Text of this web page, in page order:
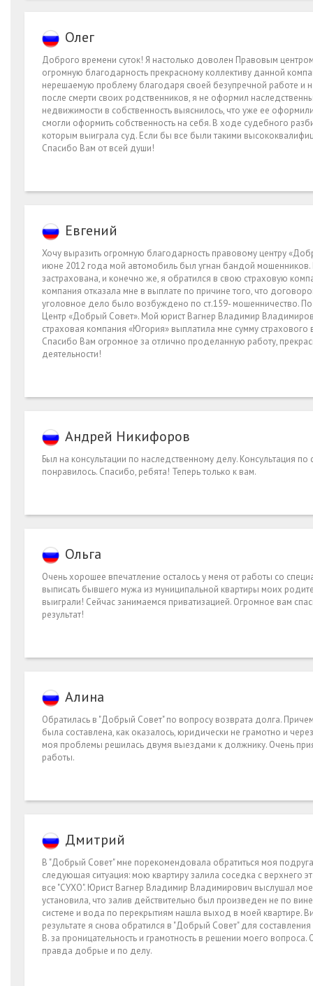
Олег
Доброго времени суток! Я настолько доволен Правовым
огромную благодарность прекрасному коллективу данной
нерешаемую проблему благодаря своей безупречной работе и
после смерти своих родственников, я не оформил
недвижимости в собственность выяснилось, что уже ее
смогли оформить собственность на себя. В ходе судебного
которым выиграла суд. Если бы все были такими
Спасибо Вам от всей души!
Евгений
Хочу выразить огромную благодарность правовому центру
июне 2012 года мой автомобиль был угнан бандой
застрахована, и конечно же, я обратился в свою страховую
компания отказала мне в выплате по причине того, что
уголовное дело было возбуждено по ст.159- мошенничество.
Центр «Добрый Совет». Мой юрист Вагнер Владимир
страховая компания «Югория» выплатила мне сумму
Спасибо Вам огромное за отлично проделанную работу,
деятельности!
Андрей Никифоров
Был на консультации по наследственному делу. Консультация
понравилось. Спасибо, ребята! Теперь только к вам.
Ольга
Очень хорошее впечатление осталось у меня от работы со
выписать бывшего мужа из муниципальной квартиры моих
выиграли! Сейчас занимаемся приватизацией. Огромное вам
результат!
Алина
Обратилась в "Добрый Совет" по вопросу возврата долга.
была составлена, как оказалось, юридически не грамотно и
моя проблемы решилась двумя выездами к должнику. Очень
работы.
Дмитрий
В "Добрый Совет" мне порекомендовала обратиться моя
следующая ситуация: мою квартиру залила соседка с верхнего
все "СУХО". Юрист Вагнер Владимир Владимирович выслушал мое
установила, что залив действительно был произведен не по
системе и вода по перекрытиям нашла выход в моей квартире.
результате я снова обратился в "Добрый Совет" для
В. за проницательность и грамотность в решении моего
правда добрые и по делу.